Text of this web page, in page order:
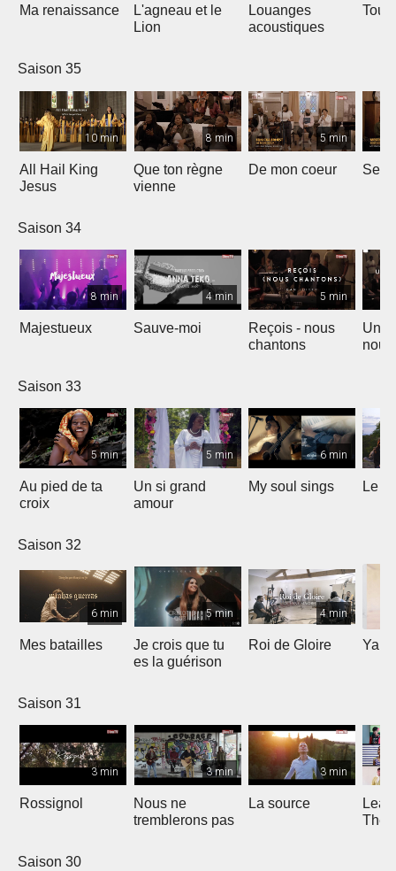
Ma renaissance
L'agneau et le
Lion
Louanges
acoustiques
Tout
Saison 35
10 min
All Hail King
Jesus
8 min
Que ton règne
vienne
5 min
De mon coeur
Saison 34
8 min
Majestueux
4 min
Sauve-moi
5 min
Reçois - nous
chantons
Un
Saison 33
5 min
Au pied de ta
croix
5 min
Un si grand
amour
6 min
My soul sings Le
Saison 32
6 min
Mes batailles
5 min
Je crois que tu
es la guérison
4 min
Roi de Gloire
Saison 31
3 min
Rossignol
3 min
Nous ne
tremblerons pas
3 min
La source
The
Saison 30